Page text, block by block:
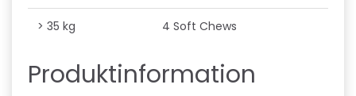
> 35 kg 4 Soft Chews
Produktinformation